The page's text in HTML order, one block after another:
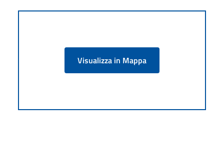
Visualizza in Mappa